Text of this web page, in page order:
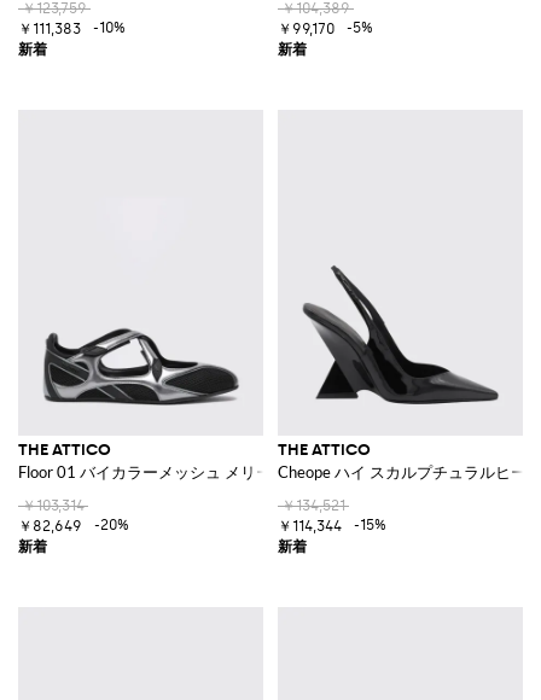
￥123,759
￥111,383
-10%
￥104,389
￥99,170
-5%
THE ATTICO
Floor 01 バイカラーメッシュ メリージェーンフラット ベルクロストラッ
￥103,314
￥82,649
-20%
THE ATTICO
Cheope ハイ スカルプチュラルヒー
￥134,521
￥114,344
-15%